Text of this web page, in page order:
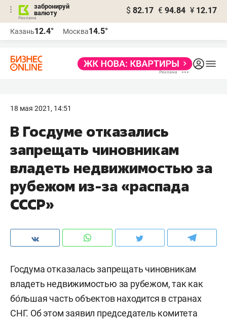
забронируй
валюту
$ 82.17 € 94.84 ¥ 12.17
Казань12.4° Москва14.5°
18 мая 2021, 14:51
В Госдуме отказались
запрещать чиновникам
владеть недвижимостью за
рубежом из-за «распада
СССР»
Госдума отказалась запрещать чиновникам
владеть недвижимостью за рубежом, так как
бо́льшая часть объектов находится в странах
СНГ. Об этом заявил председатель комитета